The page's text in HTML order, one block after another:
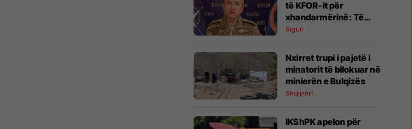
të KFOR-it për
xhandarmërinë: Të
shmanget dyfishimi i
Siguri
Nxirret trupi i pajetë i
minatorit të bllokuar në
minierën e Bulqizës
Shqipëri
IKShPK apelon për